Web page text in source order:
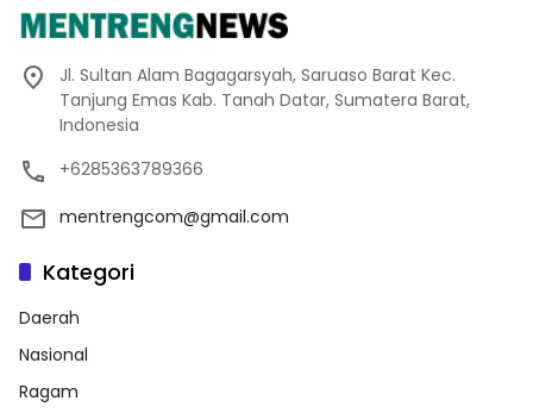
Jl. Sultan Alam Bagagarsyah, Saruaso Barat Kec.
Tanjung Emas Kab. Tanah Datar, Sumatera Barat,
Indonesia
+6285363789366
mentrengcom@gmail.com
Kategori
Daerah
Nasional
Ragam